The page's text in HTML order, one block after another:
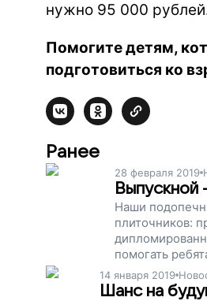
нужно 95 000
Помогите детям,
подготовиться ко
Ранее
28 февраля 2019
Выпускной
Наши
плиточников:
помогать
проект.
14 января 2019
Шанс на